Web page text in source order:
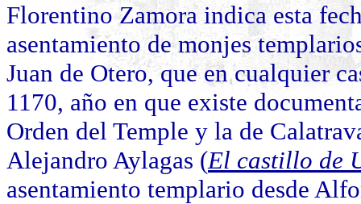
Florentino Zamora indica esta
asentamiento de monjes
Juan de Otero, que en cualquier
1170, año en que existe
Orden del Temple y la de
Alejandro Aylagas (El castillo de
asentamiento templario desde